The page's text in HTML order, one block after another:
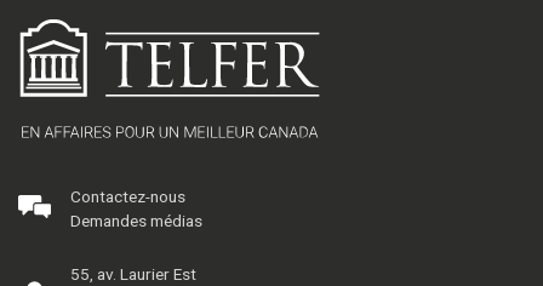
Contactez-nous
Demandes médias
55, av. Laurier Est